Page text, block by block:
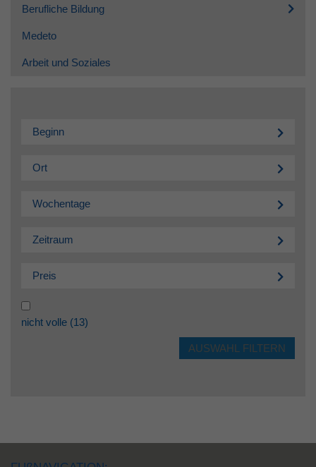
Berufliche Bildung
Medeto
Arbeit und Soziales
Beginn
Ort
Wochentage
Zeitraum
Preis
nicht volle (13)